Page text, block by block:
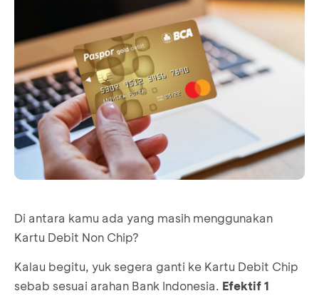
Di antara kamu ada yang masih menggunakan
Kartu Debit Non Chip?
Kalau begitu, yuk segera ganti ke Kartu Debit Chip
sebab sesuai arahan Bank Indonesia. Efektif 1